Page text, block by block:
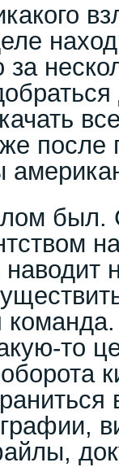
за
после
был.
то